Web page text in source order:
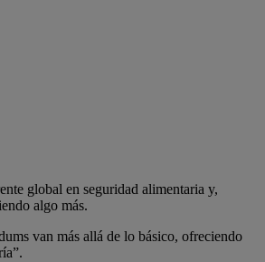
global en seguridad alimentaria y,
algo más.
van más allá de lo básico, ofreciendo